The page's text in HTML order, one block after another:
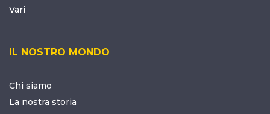
Vari
IL NOSTRO MONDO
Chi siamo
La nostra storia